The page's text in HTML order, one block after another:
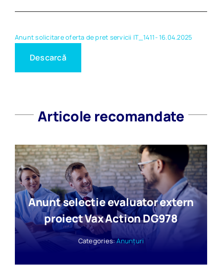
Anunt solicitare oferta de pret servicii IT_1411- 16.04.2025
Descarcă
Articole recomandate
Anunt selectie evaluator extern
proiect Vax Action DG978
Categories:Anunțuri